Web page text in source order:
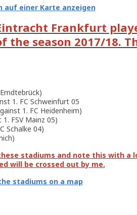
auf einer Karte anzeigen
Frankfurt
season 2017/18.
1. FC Schweinfurt 05
1. FC Heidenheim)
FSV Mainz 05)
Schalke 04)
stadiums and note this with a
will be crossed out by me.
stadiums on a map